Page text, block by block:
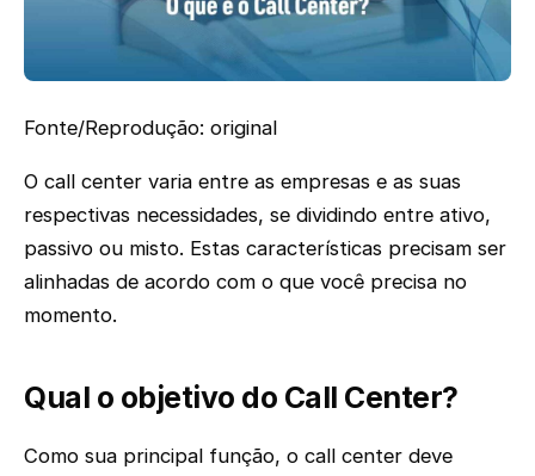
Fonte/Reprodução: original
O call center varia entre as empresas e as suas
respectivas necessidades, se dividindo entre ativo,
passivo ou misto. Estas características precisam ser
alinhadas de acordo com o que você precisa no
momento.
Qual o objetivo do Call Center?
Como sua principal função, o call center deve